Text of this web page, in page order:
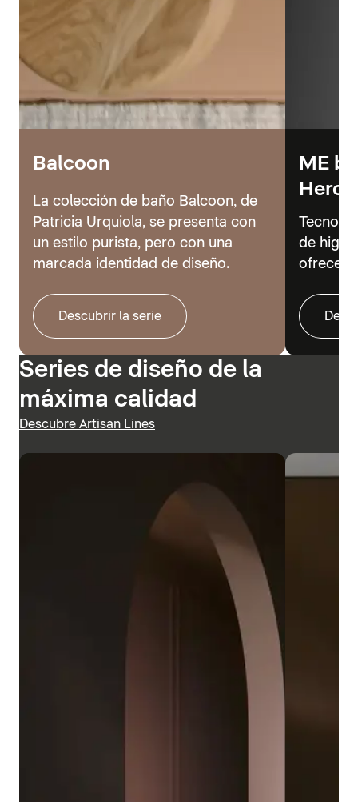
Balcoon
La colección de baño Balcoon, de
Patricia Urquiola, se presenta con
un estilo purista, pero con una
marcada identidad de diseño.
Descubrir la serie
ME
Hero
de
ofrecer
Series de diseño de la
máxima calidad
Descubre Artisan Lines